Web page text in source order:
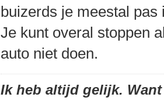
buizerds je meestal
Je kunt overal stoppen
auto niet doen.
Ik heb altijd gelijk.